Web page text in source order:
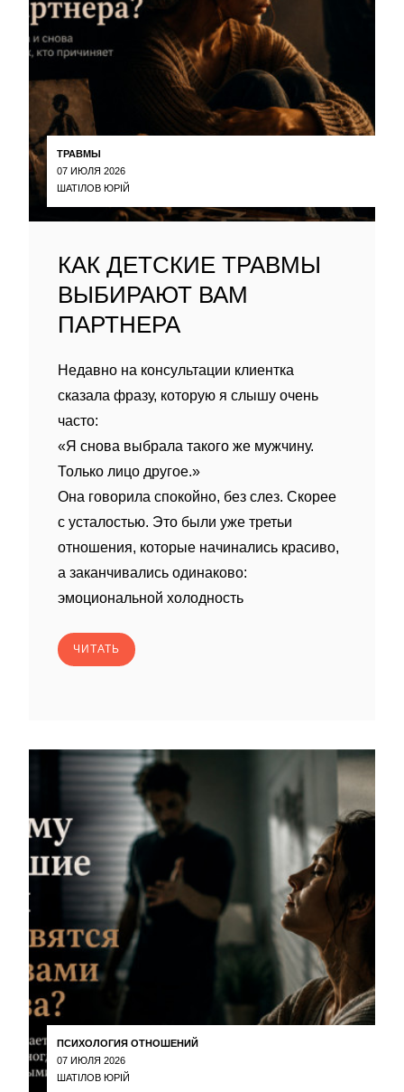
ТРАВМЫ
07 ИЮЛЯ 2026
ШАТІЛОВ ЮРІЙ
КАК ДЕТСКИЕ ТРАВМЫ
ВЫБИРАЮТ ВАМ
ПАРТНЕРА
Недавно на консультации клиентка
сказала фразу, которую я слышу очень
часто:
«Я снова выбрала такого же мужчину.
Только лицо другое.»
Она говорила спокойно, без слез. Скорее
с усталостью. Это были уже третьи
отношения, которые начинались красиво,
а заканчивались одинаково:
эмоциональной холодность
ЧИТАТЬ
ПСИХОЛОГИЯ ОТНОШЕНИЙ
07 ИЮЛЯ 2026
ШАТІЛОВ ЮРІЙ